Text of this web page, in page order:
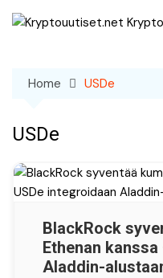
Skip
Home USDe
USDe
BlackRock
Ethenan
Aladdin-